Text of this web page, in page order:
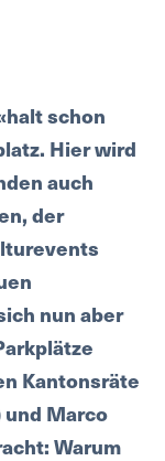
schon
Hier wird
auch
der
nun aber
Kantonsräte
Marco
Warum